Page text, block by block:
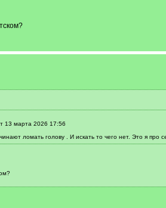
13 марта 2026 17:56
ломать голову . И искать то чего нет. Это я про